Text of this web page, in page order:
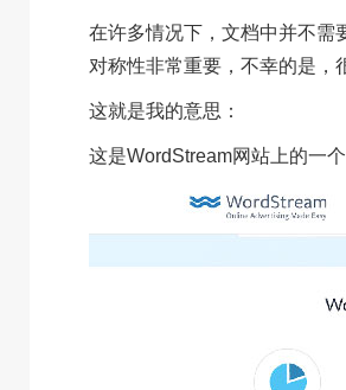
在许多情况下，文档中并不需
对称性非常重要，不幸的是，
这就是我的意思：
这是WordStream网站上的一